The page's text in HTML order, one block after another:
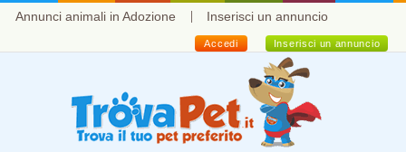
Annunci animali in Adozione Inserisci un annuncio
Inserisci un annuncio
Accedi